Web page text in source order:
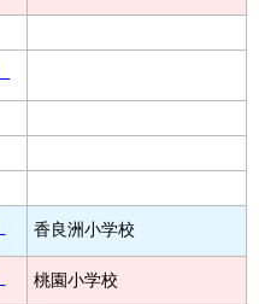
香良洲小学校
桃園小学校